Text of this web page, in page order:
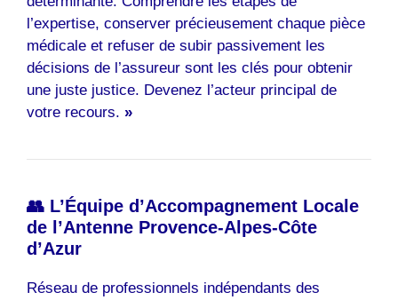
l’expertise, conserver précieusement chaque pièce
médicale et refuser de subir passivement les
décisions de l’assureur sont les clés pour obtenir
une juste justice. Devenez l’acteur principal de
votre recours. »
👥 L’Équipe d’Accompagnement Locale
de l’Antenne Provence-Alpes-Côte
d’Azur
Réseau de professionnels indépendants des